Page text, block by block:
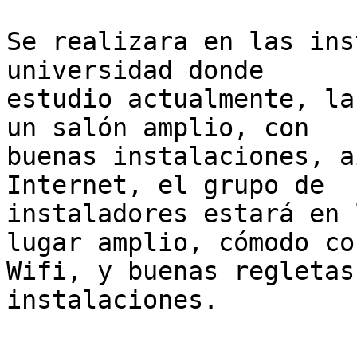
Se realizara en las
universidad donde
estudio actualmente,
un salón amplio, con
buenas instalaciones,
Internet, el grupo de
instaladores estará
lugar amplio, cómodo
Wifi, y buenas
instalaciones.